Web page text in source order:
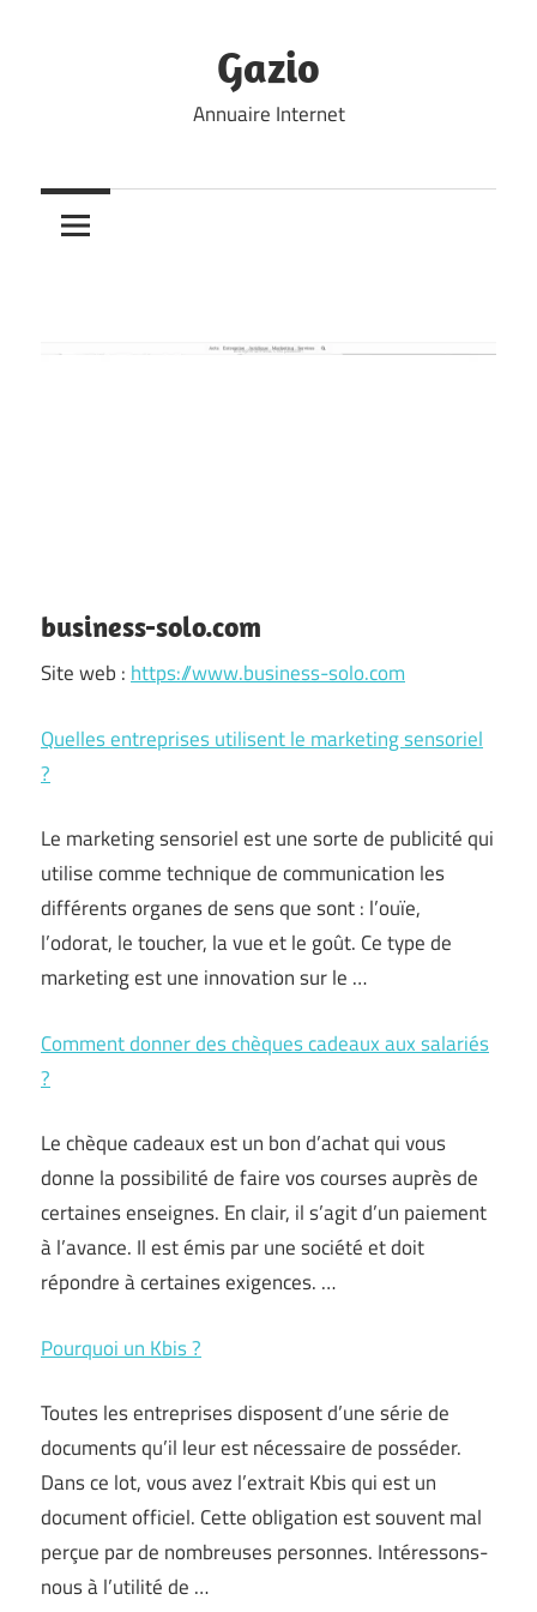
Gazio
Annuaire Internet
business-solo.com
Site web : https://www.business-solo.com
Quelles entreprises utilisent le marketing sensoriel
?
Le marketing sensoriel est une sorte de publicité qui
utilise comme technique de communication les
différents organes de sens que sont : l’ouïe,
l’odorat, le toucher, la vue et le goût. Ce type de
marketing est une innovation sur le …
Comment donner des chèques cadeaux aux salariés
?
Le chèque cadeaux est un bon d’achat qui vous
donne la possibilité de faire vos courses auprès de
certaines enseignes. En clair, il s’agit d’un paiement
à l’avance. Il est émis par une société et doit
répondre à certaines exigences. …
Pourquoi un Kbis ?
Toutes les entreprises disposent d’une série de
documents qu’il leur est nécessaire de posséder.
Dans ce lot, vous avez l’extrait Kbis qui est un
document officiel. Cette obligation est souvent mal
perçue par de nombreuses personnes. Intéressons-
nous à l’utilité de …